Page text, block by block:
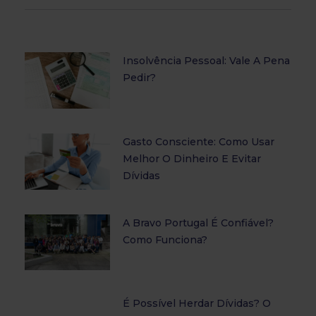
Insolvência Pessoal: Vale A Pena
Pedir?
Gasto Consciente: Como Usar
Melhor O Dinheiro E Evitar
Dívidas
A Bravo Portugal É Confiável?
Como Funciona?
É Possível Herdar Dívidas? O